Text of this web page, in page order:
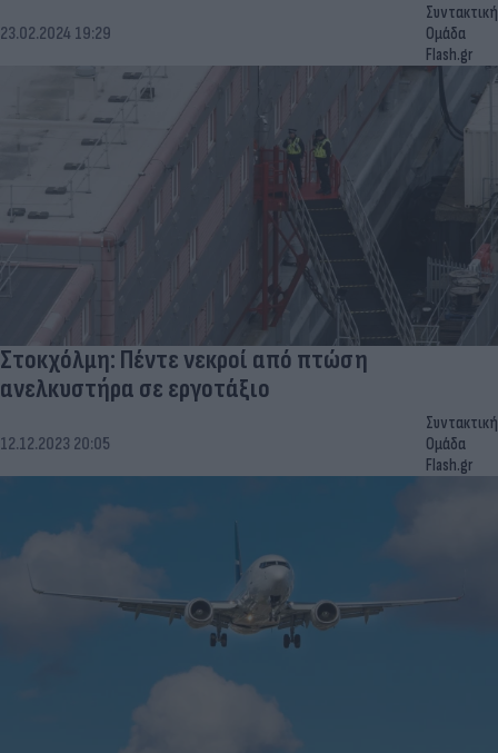
23.02.2024 19:29
Συντακτική
Ομάδα
Flash.gr
Στοκχόλμη: Πέντε νεκροί από πτώση
ανελκυστήρα σε εργοτάξιο
12.12.2023 20:05
Συντακτική
Ομάδα
Flash.gr